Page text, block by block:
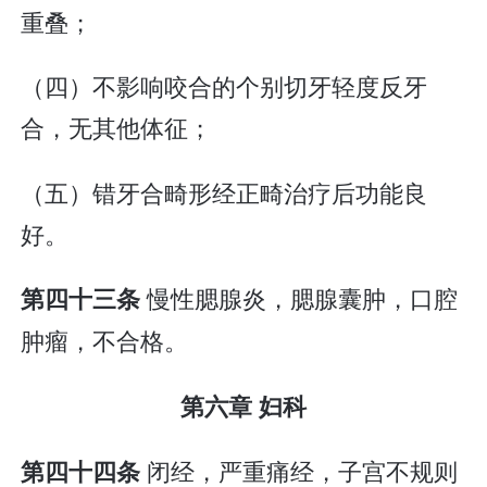
重叠；
（四）不影响咬合的个别切牙轻度反牙
合，无其他体征；
（五）错牙合畸形经正畸治疗后功能良
好。
第四十三条慢性腮腺炎，腮腺囊肿，口腔
肿瘤，不合格。
第六章 妇科
第四十四条 闭经，严重痛经，子宫不规则